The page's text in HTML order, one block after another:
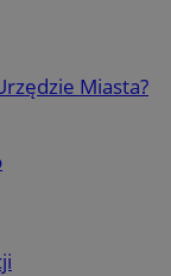
Miasta?